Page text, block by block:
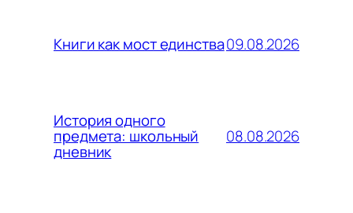
Книги как мост единства09.08.2026
История одного
предмета: школьный
дневник
08.08.2026